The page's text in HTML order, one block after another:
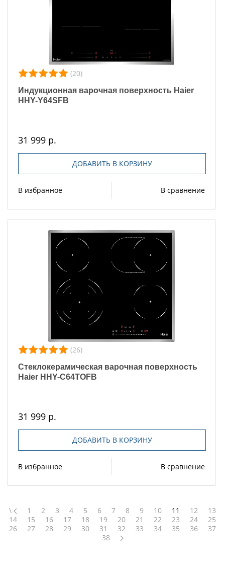
(20)
Индукционная варочная поверхность Haier
HHY-Y64SFB
31 999 р.
ДОБАВИТЬ В КОРЗИНУ
В избранное В сравнение
(26)
Стеклокерамическая варочная поверхность
Haier HHY-C64TOFB
31 999 р.
ДОБАВИТЬ В КОРЗИНУ
В избранное В сравнение
\ 1 2 3 4 5 6 7 8 9 10 11 12
13
14
15 16 17 18 19 20 21 22 23 24
25
26
27 28 29 30 31 32 33 34 35 36
37
38